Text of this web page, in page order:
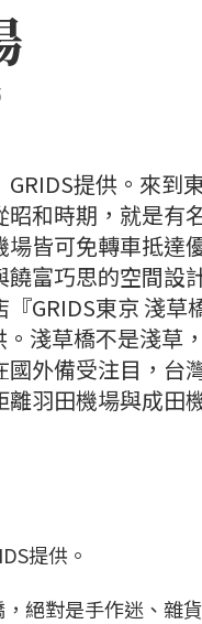
GRIDS提供。來到
昭和時期，就是有
場皆可免轉車抵達
饒富巧思的空間設
『GRIDS東京 淺草
。淺草橋不是淺草
國外備受注目，台
離羽田機場與成田
提供。
絕對是手作迷、雜